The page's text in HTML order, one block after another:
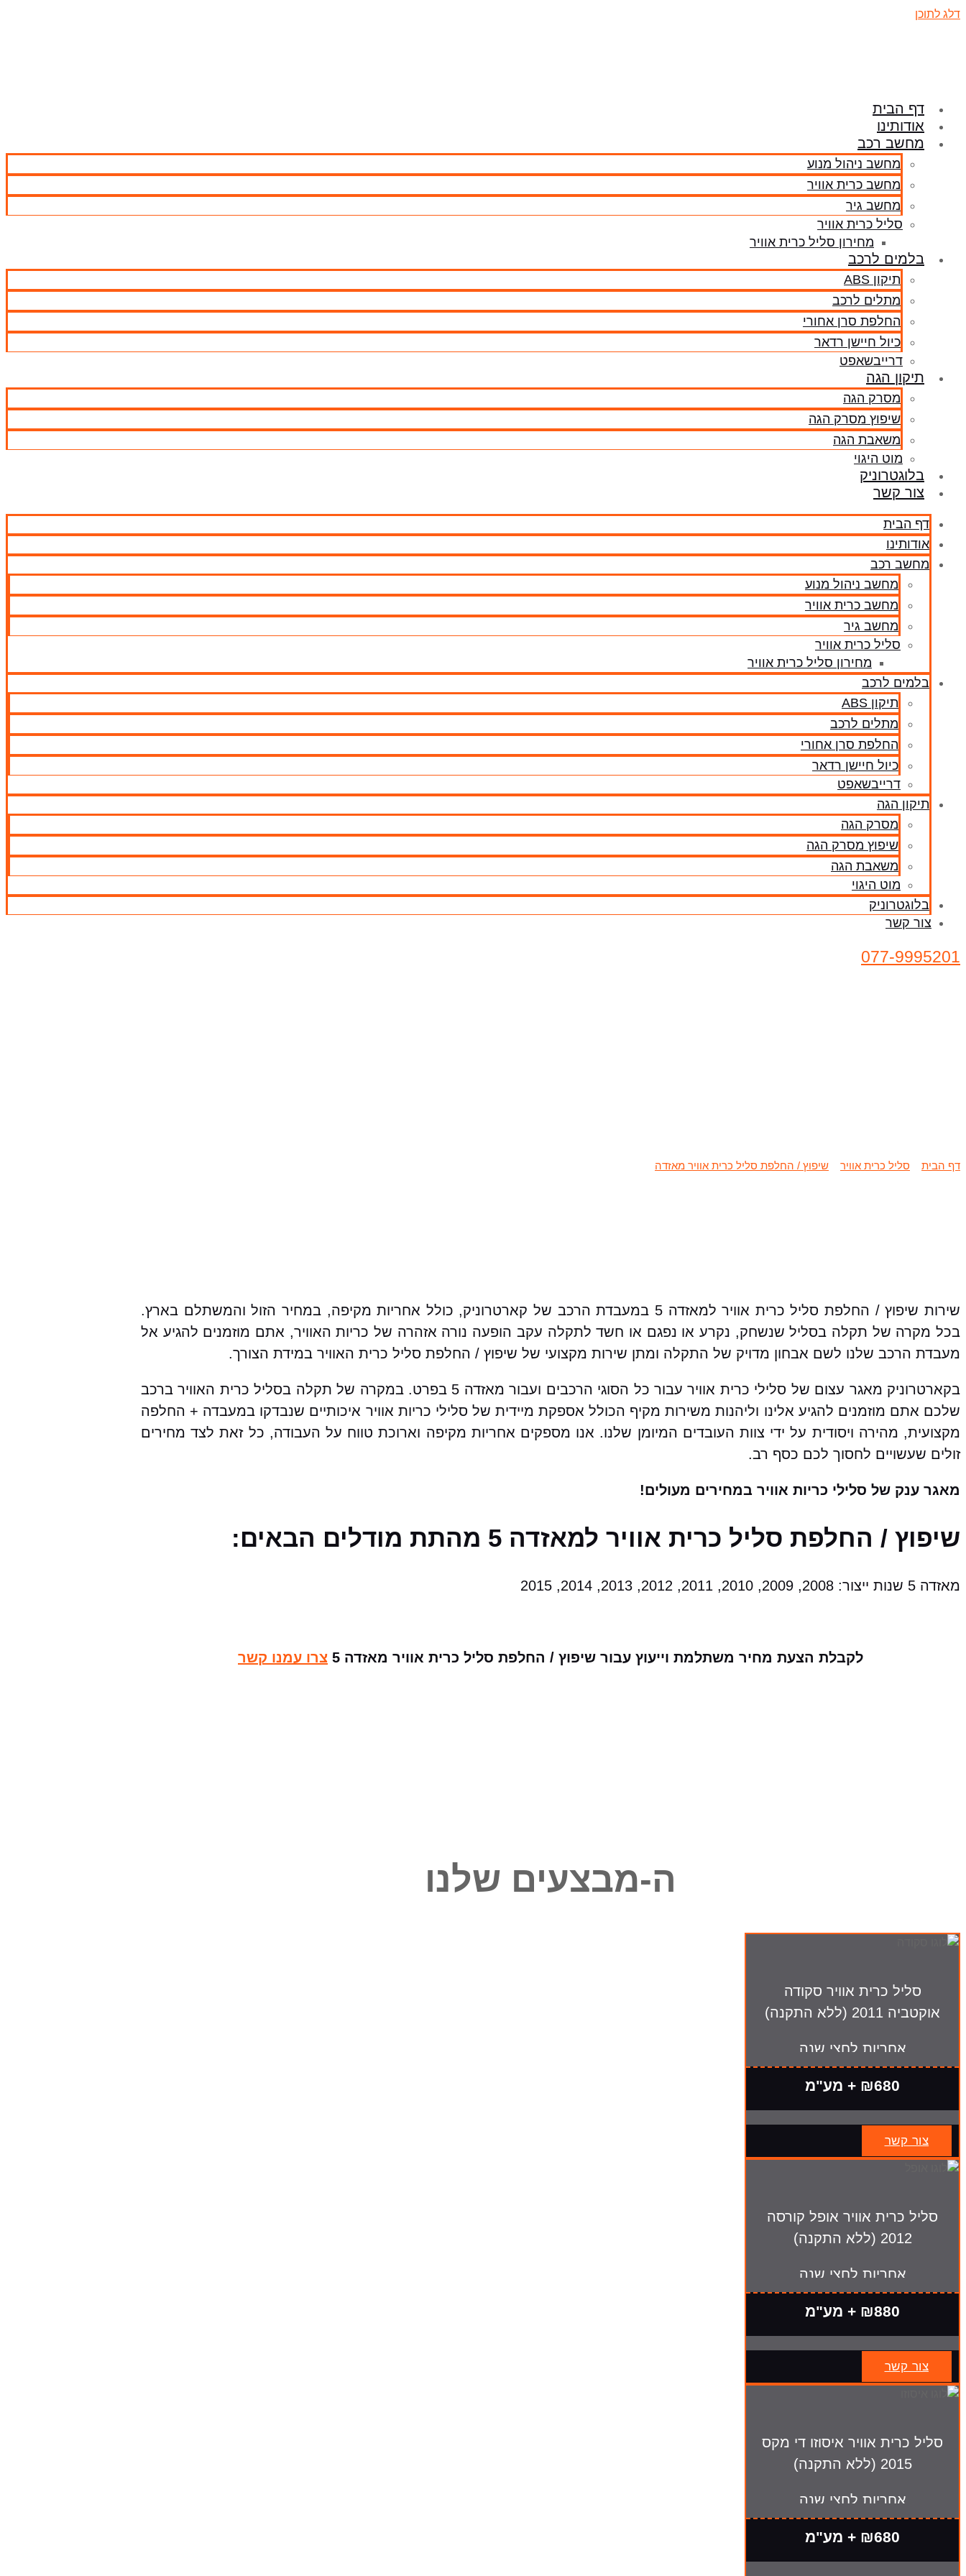
דלג לתוכן
דף הבית
אודותינו
מחשב רכב
מחשב ניהול מנוע
מחשב כרית אוויר
מחשב גיר
סליל כרית אוויר
מחירון סליל כרית אוויר
בלמים לרכב
תיקון ABS
מתלים לרכב
החלפת סרן אחורי
כיול חיישן רדאר
דרייבשאפט
תיקון הגה
מסרק הגה
שיפוץ מסרק הגה
משאבת הגה
מוט היגוי
בלוגטרוניק
צור קשר
דף הבית
אודותינו
מחשב רכב
מחשב ניהול מנוע
מחשב כרית אוויר
מחשב גיר
סליל כרית אוויר
מחירון סליל כרית אוויר
בלמים לרכב
תיקון ABS
מתלים לרכב
החלפת סרן אחורי
כיול חיישן רדאר
דרייבשאפט
תיקון הגה
מסרק הגה
שיפוץ מסרק הגה
משאבת הגה
מוט היגוי
בלוגטרוניק
צור קשר
077-9995201
דף הבית סליל כרית אוויר שיפוץ / החלפת סליל כרית אוויר מאזדה
שירות שיפוץ / החלפת סליל כרית אוויר למאזדה 5 במעבדת הרכב של קארטרוניק, כולל אחריות מקיפה, במחיר הזול והמשתלם בארץ.
בכל מקרה של תקלה בסליל שנשחק, נקרע או נפגם או חשד לתקלה עקב הופעה נורה אזהרה של כריות האוויר, אתם מוזמנים להגיע אל
מעבדת הרכב שלנו לשם אבחון מדויק של התקלה ומתן שירות מקצועי של שיפוץ / החלפת סליל כרית האוויר במידת הצורך.
בקארטרוניק מאגר עצום של סלילי כרית אוויר עבור כל הסוגי הרכבים ועבור מאזדה 5 בפרט. במקרה של תקלה בסליל כרית האוויר ברכב
שלכם אתם מוזמנים להגיע אלינו וליהנות משירות מקיף הכולל אספקת מיידית של סלילי כריות אוויר איכותיים שנבדקו במעבדה + החלפה
מקצועית, מהירה ויסודית על ידי צוות העובדים המיומן שלנו. אנו מספקים אחריות מקיפה וארוכת טווח על העבודה, כל זאת לצד מחירים
זולים שעשויים לחסוך לכם כסף רב.
מאגר ענק של סלילי כריות אוויר במחירים מעולים!
שיפוץ / החלפת סליל כרית אוויר למאזדה 5 מהתת מודלים הבאים:
מאזדה 5 שנות ייצור: 2008, 2009, 2010, 2011, 2012, 2013, 2014, 2015
לקבלת הצעת מחיר משתלמת וייעוץ עבור שיפוץ / החלפת סליל כרית אוויר מאזדה 5 צרו עמנו קשר
ה-מבצעים שלנו
סליל כרית אוויר סקודה
אוקטביה 2011 (ללא התקנה)
אחריות לחצי שנה
₪680 + מע"מ
צור קשר
סליל כרית אוויר אופל קורסה
2012 (ללא התקנה)
אחריות לחצי שנה
₪880 + מע"מ
צור קשר
סליל כרית אוויר איסוזו די מקס
2015 (ללא התקנה)
אחריות לחצי שנה
₪680 + מע"מ